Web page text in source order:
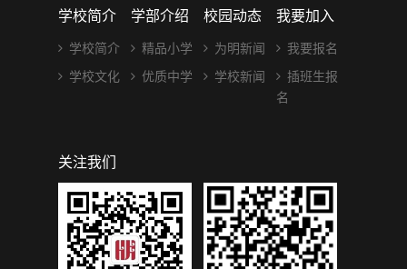
学校简介
学校简介
学校文化
学部介绍
精品小学
优质中学
校园动态
为明新闻
学校新闻
我要加入
我要报名
插班生报
名
关注我们